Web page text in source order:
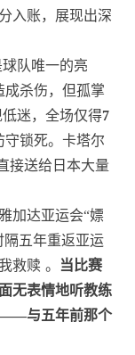
入账，展现出深
球队唯一的亮
成杀伤，但孤掌
低迷，全场仅得7
守锁死。卡塔尔
接送给日本大量
加达亚运会“嫖
隔五年重返亚运
救赎 。 当比赛
无表情地听教练
——与五年前那个